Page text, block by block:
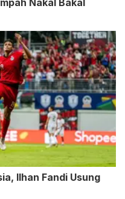
Nakal Bakal
Ilhan Fandi Usung